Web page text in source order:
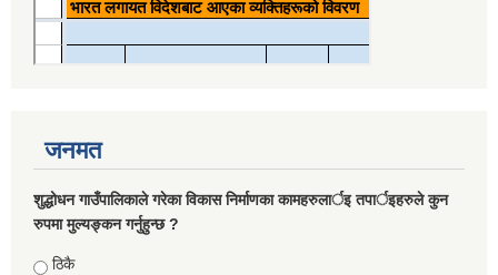
जनमत
शुद्धोधन गाउँपालिकाले गरेका विकास निर्माणका कामहरुलार्इ तपार्इहरुले कुन
रुपमा मुल्यङ्कन गर्नुहुन्छ ?
Choices
ठिकै